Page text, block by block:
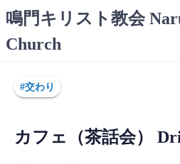
ン
テ
鳴門キリスト教会
Church
#交わり
カフェ（茶話会）